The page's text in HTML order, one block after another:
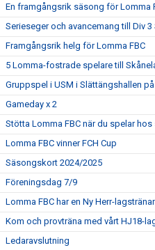
En framgångsrik säsong för Lomma
Serieseger och avancemang till Div 3
Framgångsrik helg för Lomma FBC
5 Lomma-fostrade spelare till
Gruppspel i USM i Slättängshallen
Gameday x 2
Stötta Lomma FBC när du spelar hos
Lomma FBC vinner FCH Cup
Säsongskort 2024/2025
Föreningsdag 7/9
Lomma FBC har en Ny Herr-
Kom och provträna med vårt HJ18-
Ledaravslutning